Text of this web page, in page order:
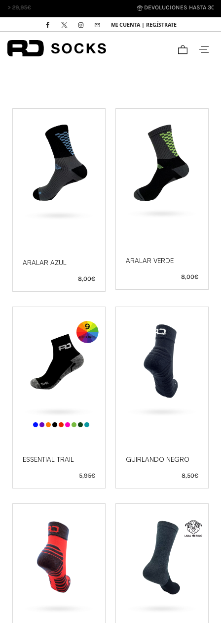
DEVOLUCIONES HASTA 30 DÍAS
MI CUENTA | REGÍSTRATE
ARALAR AZUL
8,00€
ARALAR VERDE
8,00€
ESSENTIAL TRAIL
5,95€
GUIRLANDO NEGRO
8,50€